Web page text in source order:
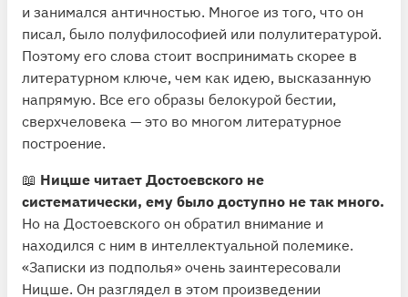
и занимался античностью. Многое из того, что он
писал, было полуфилософией или полулитературой.
Поэтому его слова стоит воспринимать скорее в
литературном ключе, чем как идею, высказанную
напрямую. Все его образы белокурой бестии,
сверхчеловека — это во многом литературное
построение.
📖 Ницше читает Достоевского не
систематически, ему было доступно не так много.
Но на Достоевского он обратил внимание и
находился с ним в интеллектуальной полемике.
«Записки из подполья» очень заинтересовали
Ницше. Он разглядел в этом произведении